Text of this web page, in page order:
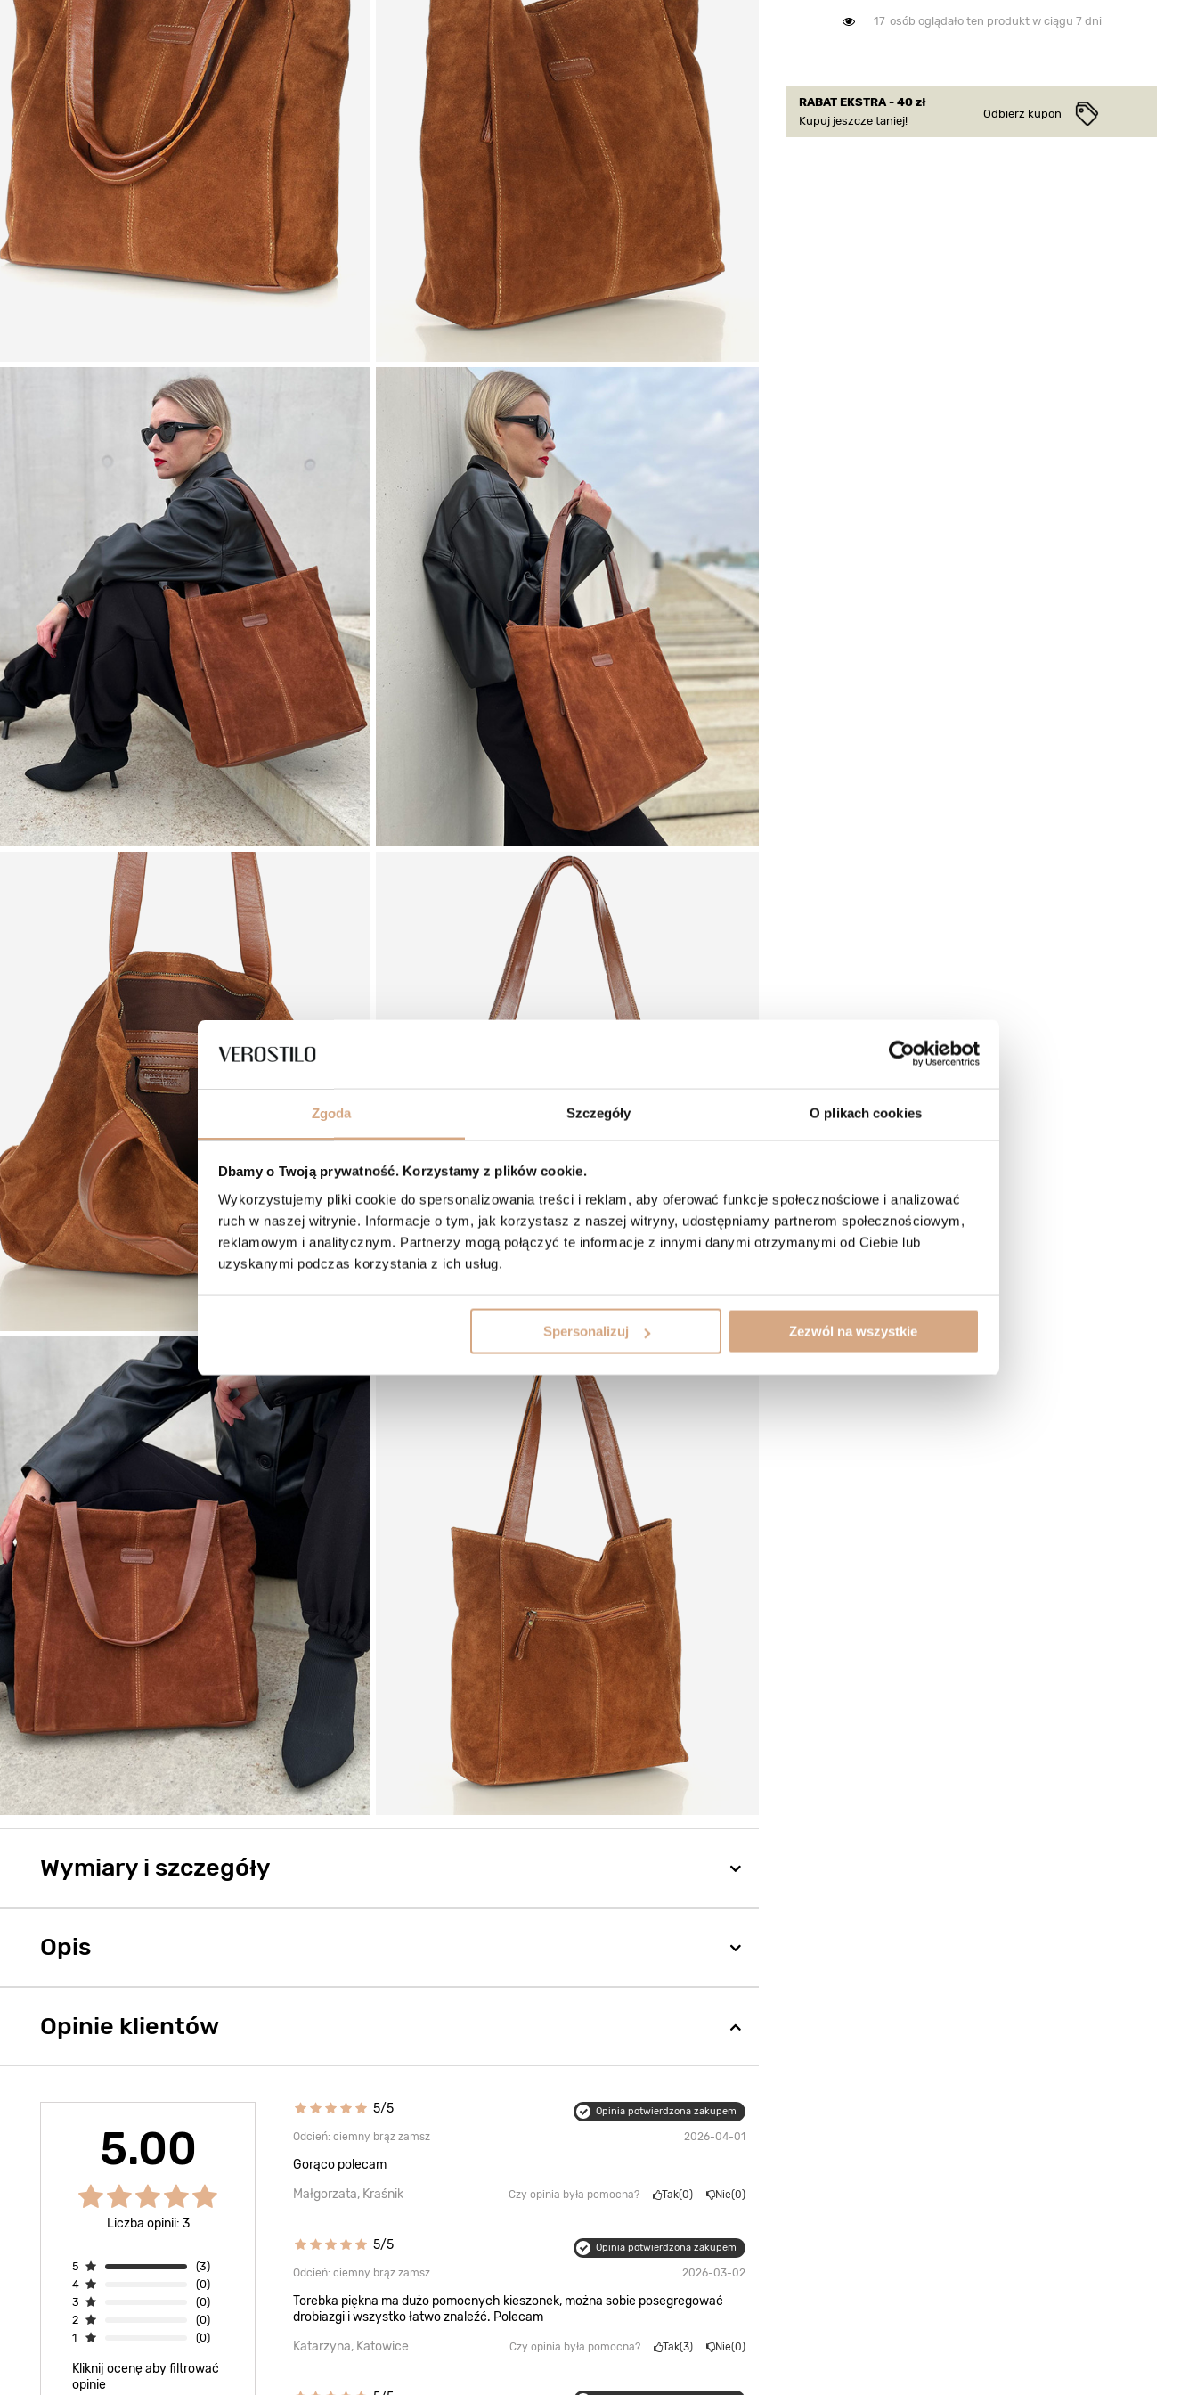
Zgoda Szczegóły O plikach cookies
Dbamy o Twoją prywatność. Korzystamy z plików cookie.
Wykorzystujemy pliki cookie do spersonalizowania treści i reklam, aby oferować funkcje społecznościowe i analizować
ruch w naszej witrynie. Informacje o tym, jak korzystasz z naszej witryny, udostępniamy partnerom społecznościowym,
reklamowym i analitycznym. Partnerzy mogą połączyć te informacje z innymi danymi otrzymanymi od Ciebie lub
uzyskanymi podczas korzystania z ich usług.
Spersonalizuj Zezwól na wszystkie
17 osób oglądało ten produkt w ciągu 7 dni
RABAT EKSTRA - 40 zł
Kupuj jeszcze taniej!
Odbierz kupon
Wymiary i szczegóły
Opis
Opinie klientów
5.00
Liczba opinii: 3
5
(3)
4
(0)
3
(0)
2
(0)
1
(0)
Kliknij ocenę aby filtrować
opinie
5/5 Opinia potwierdzona zakupem
Odcień: ciemny brąz zamsz 2026-04-01
Gorąco polecam
Małgorzata, Kraśnik
Czy opinia była pomocna? Tak 0 Nie 0
5/5 Opinia potwierdzona zakupem
Odcień: ciemny brąz zamsz 2026-03-02
Torebka piękna ma dużo pomocnych kieszonek, można sobie posegregować
drobiazgi i wszystko łatwo znaleźć. Polecam
Katarzyna, Katowice
Czy opinia była pomocna? Tak 3 Nie 0